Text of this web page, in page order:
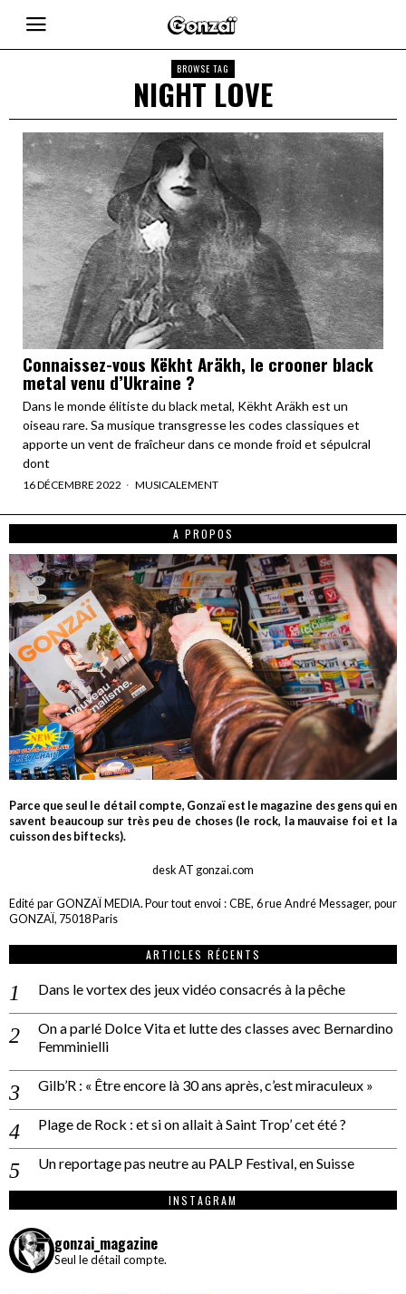
BROWSE TAG
NIGHT LOVE
Connaissez-vous Këkht Aräkh, le crooner black
metal venu d’Ukraine ?
Dans le monde élitiste du black metal, Këkht Aräkh est un
oiseau rare. Sa musique transgresse les codes classiques et
apporte un vent de fraîcheur dans ce monde froid et sépulcral
dont
16 DÉCEMBRE 2022 MUSICALEMENT
A PROPOS
Parce que seul le détail compte, Gonzaï est le magazine des gens qui en
savent beaucoup sur très peu de choses (le rock, la mauvaise foi et la
cuisson des biftecks).
desk AT gonzai.com
Edité par GONZAÏ MEDIA. Pour tout envoi : CBE, 6 rue André Messager, pour
GONZAÏ, 75018 Paris
ARTICLES RÉCENTS
Dans le vortex des jeux vidéo consacrés à la pêche
On a parlé Dolce Vita et lutte des classes avec Bernardino
Femminielli
Gilb’R : « Être encore là 30 ans après, c’est miraculeux »
Plage de Rock : et si on allait à Saint Trop’ cet été ?
Un reportage pas neutre au PALP Festival, en Suisse
INSTAGRAM
gonzai_magazine
Seul le détail compte.